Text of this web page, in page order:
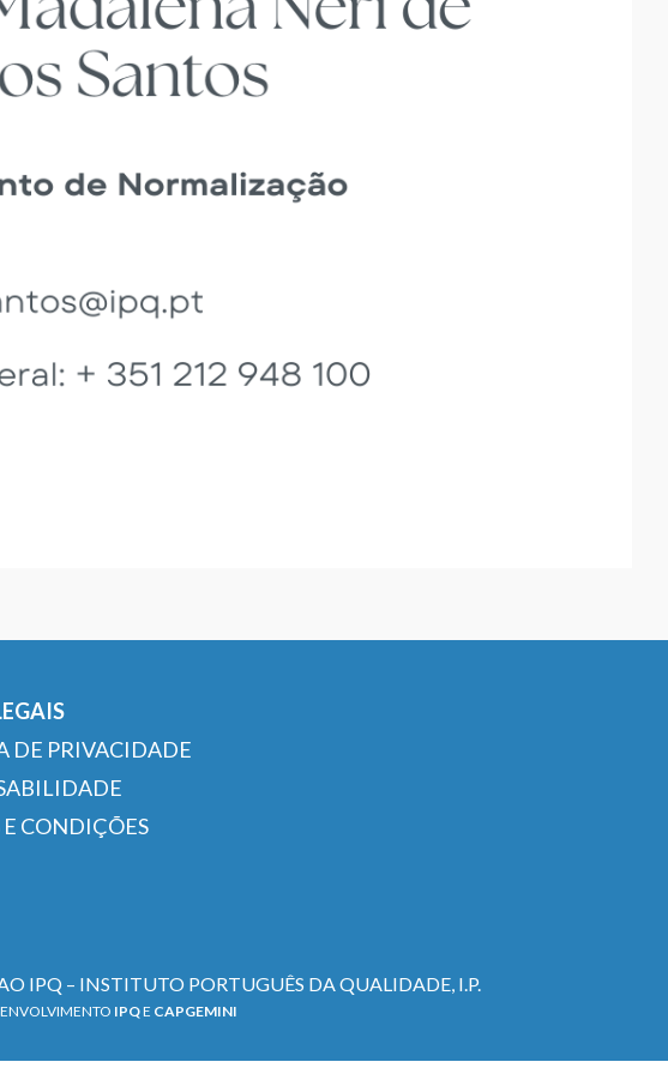
DE PRIVACIDADE
CONDIÇÕES
IPQ – INSTITUTO PORTUGUÊS DA QUALIDADE, I.P.
IPQE CAPGEMINI